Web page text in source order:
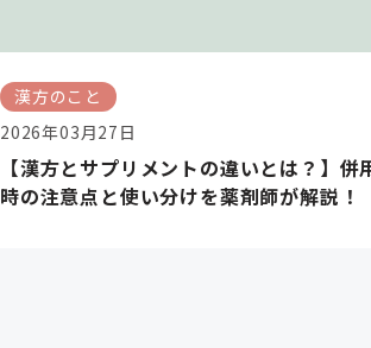
【漢方とサプリメントの違いとは？】併
時の注意点と使い分けを薬剤師が解説！
2026年03月27日
漢方のこと